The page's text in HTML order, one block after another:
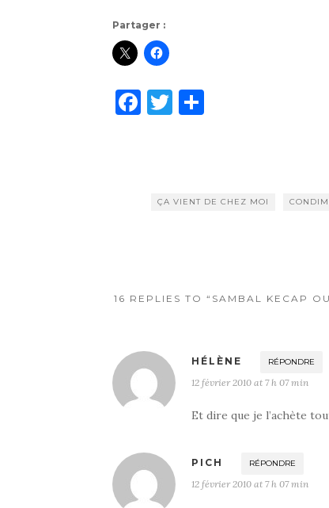
Partager :
F T
r er
ÇA VIENT DE CHEZ MOI
16 REPLIES TO “SAMBAL KECAP
HÉLÈNE RÉPONDRE
12 février 2010 at 7 h 07 min
Et dire que je l’achète
PICH RÉPONDRE
12 février 2010 at 7 h 07 min